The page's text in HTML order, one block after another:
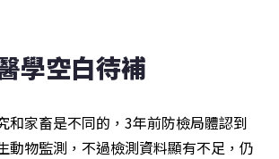
學空白待補
和家畜是不同的，3年前防檢局體認到
動物監測，不過檢測資料顯有不足，仍